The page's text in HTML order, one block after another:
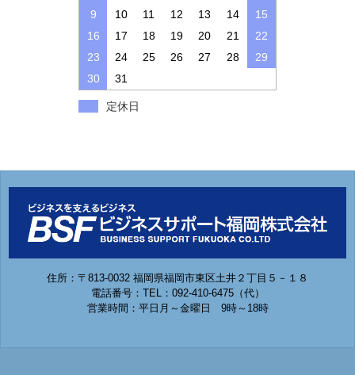
9
10 11 12 13 14
15
16
17 18 19 20 21
22
23
24 25 26 27 28
29
30
31
定休日
住所：〒813-0032 福岡県福岡市東区土井２丁目５－１８
電話番号：TEL：092-410-6475（代）
営業時間：平日月～金曜日 9時～18時